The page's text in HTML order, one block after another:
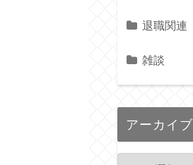
退職関連
雑談
アーカイブ